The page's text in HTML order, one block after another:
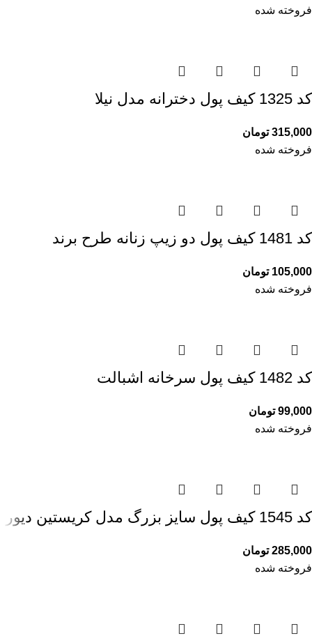
فروخته شده
کد 1325 کیف پول دخترانه مدل نیلا
315,000 تومان
فروخته شده
کد 1481 کیف پول دو زیپ زنانه طرح برند
105,000 تومان
فروخته شده
کد 1482 کیف پول سرخانه اشبالت
99,000 تومان
فروخته شده
کد 1545 کیف پول سایز بزرگ مدل کریستین دیور
285,000 تومان
فروخته شده